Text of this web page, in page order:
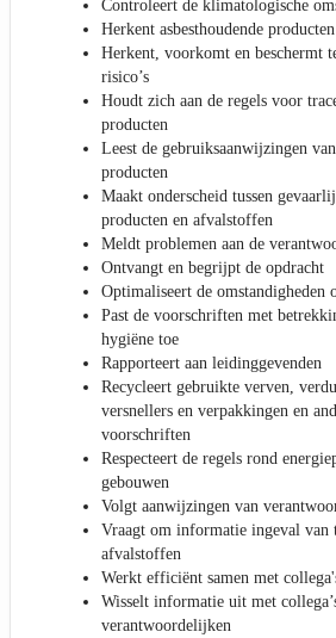
Controleert de klimatologische
Herkent asbesthoudende
Herkent, voorkomt en beschermt
risico’s
Houdt zich aan de regels voor
producten
Leest de gebruiksaanwijzingen
producten
Maakt onderscheid tussen
producten en afvalstoffen
Meldt problemen aan de
Ontvangt en begrijpt de opdracht
Optimaliseert de omstandigheden
Past de voorschriften met
hygiëne toe
Rapporteert aan leidinggevenden
Recycleert gebruikte verven,
versnellers en verpakkingen en
voorschriften
Respecteert de regels rond
gebouwen
Volgt aanwijzingen van
Vraagt om informatie ingeval
afvalstoffen
Werkt efficiënt samen met
Wisselt informatie uit met
verantwoordelijken